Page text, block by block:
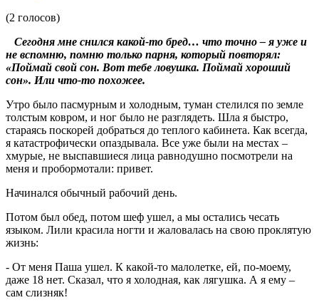
(2 голосов)
Сегодня мне снился какой-то бред… что точно – я уже и
не вспомню, помню только парня, который повторял:
«Поймай свой сон. Вот тебе ловушка. Поймай хороший
сон». Или что-то похожее.
Утро было пасмурным и холодным, туман стелился по земле
толстым ковром, и ног было не разглядеть. Шла я быстро,
стараясь поскорей добраться до теплого кабинета. Как всегда,
я катастрофически опаздывала. Все уже были на местах –
хмурые, не выспавшиеся лица равнодушно посмотрели на
меня и пробормотали: привет.
Начинался обычный рабочий день.
Потом был обед, потом шеф ушел, а мы остались чесать
языком. Лили красила ногти и жаловалась на свою проклятую
жизнь:
- От меня Паша ушел. К какой-то малолетке, ей, по-моему,
даже 18 нет. Сказал, что я холодная, как лягушка. А я ему –
сам слизняк!